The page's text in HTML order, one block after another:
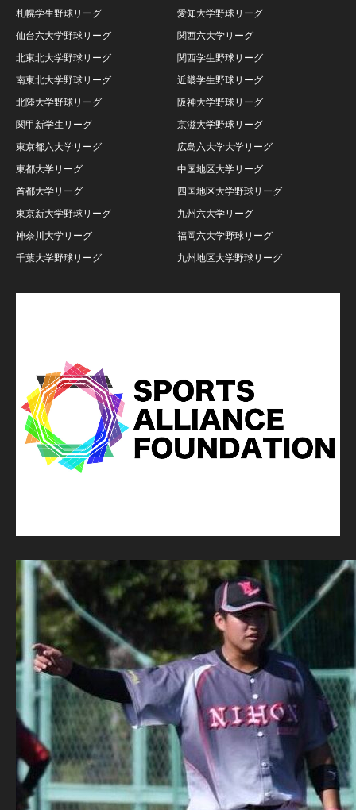
札幌学生野球リーグ
仙台六大学野球リーグ
北東北大学野球リーグ
南東北大学野球リーグ
北陸大学野球リーグ
関甲新学生リーグ
東京都六大学リーグ
東都大学リーグ
首都大学リーグ
東京新大学野球リーグ
神奈川大学リーグ
千葉大学野球リーグ
愛知大学野球リーグ
関西六大学リーグ
関西学生野球リーグ
近畿学生野球リーグ
阪神大学野球リーグ
京滋大学野球リーグ
広島六大学大学リーグ
中国地区大学リーグ
四国地区大学野球リーグ
九州六大学リーグ
福岡六大学野球リーグ
九州地区大学野球リーグ